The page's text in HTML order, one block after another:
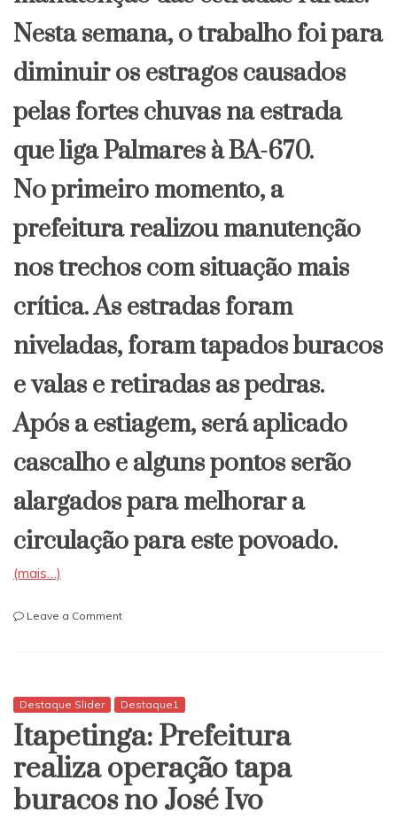
Nesta semana, o trabalho foi para
diminuir os estragos causados
pelas fortes chuvas na estrada
que liga Palmares à BA-670.
No primeiro momento, a
prefeitura realizou manutenção
nos trechos com situação mais
crítica. As estradas foram
niveladas, foram tapados buracos
e valas e retiradas as pedras.
Após a estiagem, será aplicado
cascalho e alguns pontos serão
alargados para melhorar a
circulação para este povoado.
(mais…)
Leave a Commenton
da
estrada
de
Palmares
Destaque Slider Destaque1
Itapetinga: Prefeitura
realiza operação tapa
buracos no José Ivo